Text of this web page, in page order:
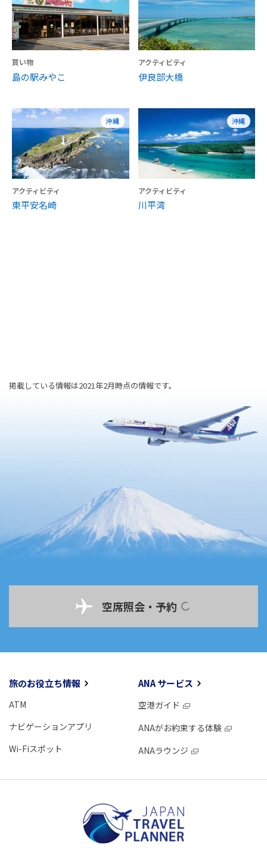
買い物
島の駅みやこ
アクティビティ
伊良部大橋
沖縄
アクティビティ
東平安名崎
沖縄
アクティビティ
川平湾
掲載している情報は2021年2月時点の情報です。
空席照会・予約
旅のお役立ち情報
ATM
ナビゲーションアプリ
Wi-Fiスポット
ANA サービス
空港ガイド
ANAがお約束する体験
ANAラウンジ